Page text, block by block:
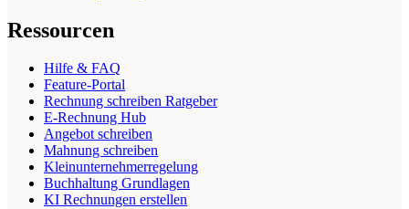
Ressourcen
Hilfe & FAQ
Feature-Portal
Rechnung schreiben Ratgeber
E-Rechnung Hub
Angebot schreiben
Mahnung schreiben
Kleinunternehmerregelung
Buchhaltung Grundlagen
KI Rechnungen erstellen